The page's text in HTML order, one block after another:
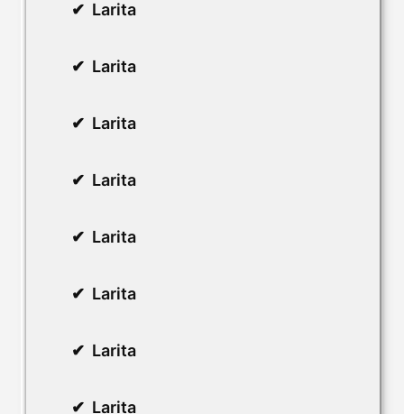
Larita
Larita
Larita
Larita
Larita
Larita
Larita
Larita